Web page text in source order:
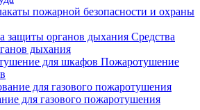
пожарной безопасности и охраны
Средства
дыхания
Пожаротушение
для газового пожаротушения